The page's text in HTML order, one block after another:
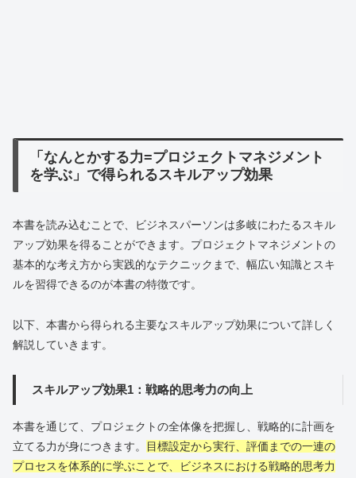
「なんとかする力=プロジェクトマネジメント
を学ぶ」で得られるスキルアップ効果
本書を読み込むことで、ビジネスパーソンは多岐にわたるスキル
アップ効果を得ることができます。プロジェクトマネジメントの
基本的な考え方から実践的なテクニックまで、幅広い知識とスキ
ルを習得できるのが本書の特徴です。
以下、本書から得られる主要なスキルアップ効果について詳しく
解説していきます。
スキルアップ効果1：戦略的思考力の向上
本書を通じて、プロジェクトの全体像を把握し、戦略的に計画を
立てる力が身につきます。
目標設定から実行、評価までの一連の
プロセスを体系的に学ぶことで、ビジネスにおける戦略的思考力